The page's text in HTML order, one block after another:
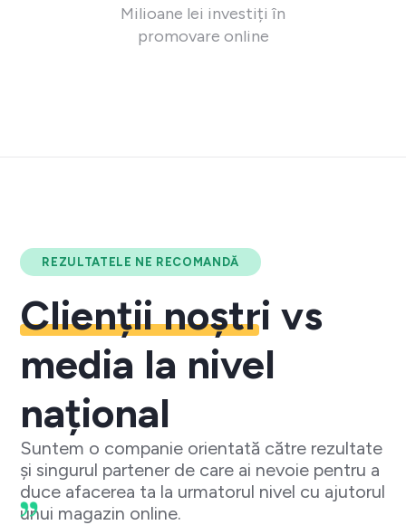
Milioane lei investiți în
promovare online
REZULTATELE NE RECOMANDĂ
Clienții noștri vs
media la nivel
național
Suntem o companie orientată către rezultate
și singurul partener de care ai nevoie pentru a
duce afacerea ta la urmatorul nivel cu ajutorul
unui magazin online.